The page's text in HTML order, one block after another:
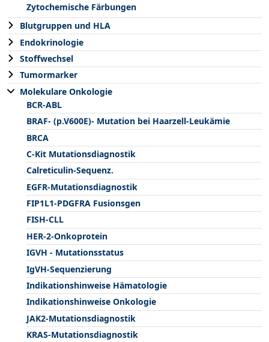
Zytochemische Färbungen
Blutgruppen und HLA
Endokrinologie
Stoffwechsel
Tumormarker
Molekulare Onkologie
BCR-ABL
BRAF- (p.V600E)- Mutation bei Haarzell-Leukämie
BRCA
C-Kit Mutationsdiagnostik
Calreticulin-Sequenz.
EGFR-Mutationsdiagnostik
FIP1L1-PDGFRA Fusionsgen
FISH-CLL
HER-2-Onkoprotein
IGVH - Mutationsstatus
IgVH-Sequenzierung
Indikationshinweise Hämatologie
Indikationshinweise Onkologie
JAK2-Mutationsdiagnostik
KRAS-Mutationsdiagnostik